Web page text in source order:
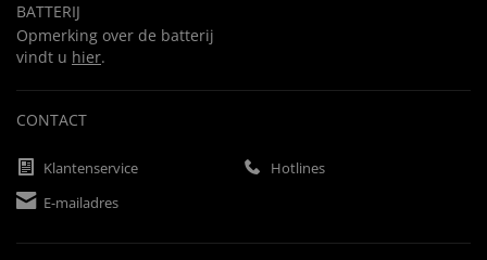
BATTERIJ
Opmerking over de batterij
vindt u hier.
CONTACT
Klantenservice
Hotlines
E-mailadres